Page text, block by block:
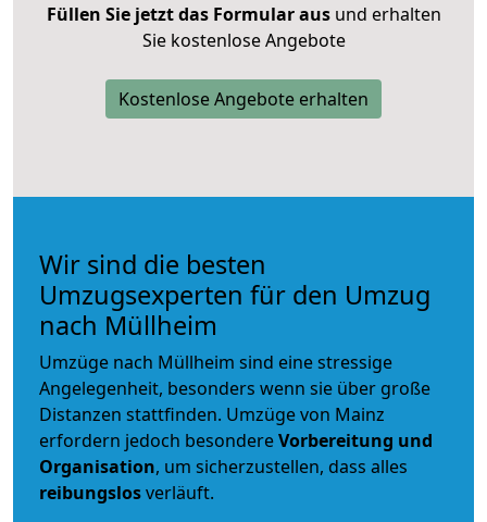
Füllen Sie jetzt das Formular ausund erhalten
Sie kostenlose Angebote
Kostenlose Angebote erhalten
Wir sind die besten
Umzugsexperten für den Umzug
nach Müllheim
Umzüge nach Müllheim sind eine stressige
Angelegenheit, besonders wenn sie über große
Distanzen stattfinden. Umzüge von Mainz
erfordern jedoch besondereVorbereitung und
Organisation, um sicherzustellen, dass alles
reibungslosverläuft.